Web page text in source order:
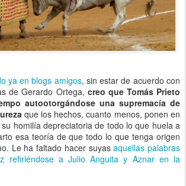
ya en blogs amigos, sin estar de acuerdo con
de Gerardo Ortega, creo que Tomás Prieto
autootorgándose una supremacía de
que los hechos, cuanto menos, ponen en
homilía depreciatoria de todo lo que huela a
esa teoría de que todo lo que tenga origen
Le ha faltado hacer suyasaquellas palabras
refiriéndose a Julio Anguita y Aznar en la